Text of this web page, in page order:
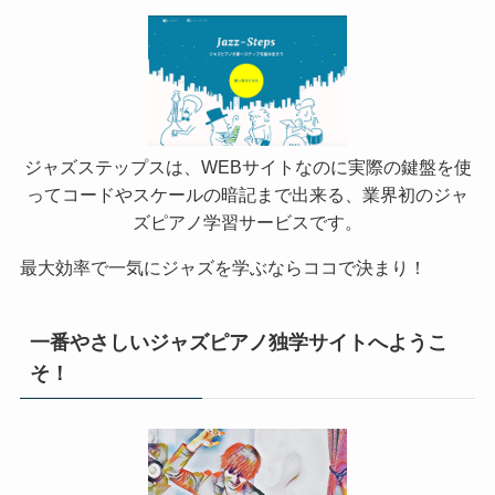
ジャズステップスは、WEBサイトなのに実際の鍵盤を使
ってコードやスケールの暗記まで出来る、業界初のジャ
ズピアノ学習サービスです。
最大効率で一気にジャズを学ぶならココで決まり！
一番やさしいジャズピアノ独学サイトへようこ
そ！